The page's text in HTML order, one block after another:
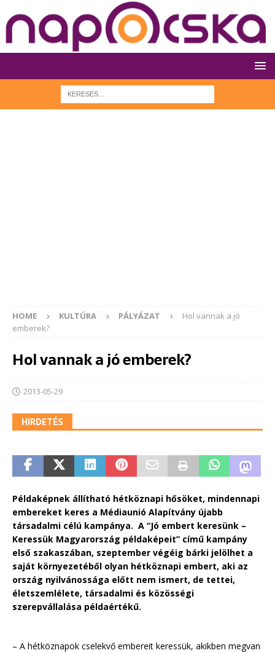
HOME KULTÚRA PÁLYÁZAT
Hol vannak a jó
emberek?
Hol vannak a jó emberek?
2013-05-29
HIRDETÉS
Példaképnek állítható hétköznapi hősöket, mindennapi
embereket keres a Médiaunió Alapítvány újabb
társadalmi célú kampánya. A “Jó embert keresünk –
Keressük Magyarország példaképeit” című kampány
első szakaszában, szeptember végéig bárki jelölhet a
saját környezetéből olyan hétköznapi embert, aki az
ország nyilvánossága előtt nem ismert, de tettei,
életszemlélete, társadalmi és közösségi
szerepvállalása példaértékű.
– A hétköznapok cselekvő embereit keressük, akikben megvan